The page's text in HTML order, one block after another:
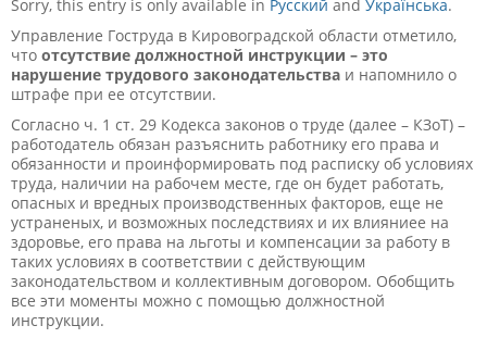
Sorry, this entry is only available in Русский and Українська.
Управление Гоструда в Кировоградской области отметило,
что отсутствие должностной инструкции – это
нарушение трудового законодательства и напомнило о
штрафе при ее отсутствии.
Согласно ч. 1 ст. 29 Кодекса законов о труде (далее – КЗоТ) –
работодатель обязан разъяснить работнику его права и
обязанности и проинформировать под расписку об условиях
труда, наличии на рабочем месте, где он будет работать,
опасных и вредных производственных факторов, еще не
устраненых, и возможных последствиях и их влияниее на
здоровье, его права на льготы и компенсации за работу в
таких условиях в соответствии с действующим
законодательством и коллективным договором. Обобщить
все эти моменты можно с помощью должностной
инструкции.